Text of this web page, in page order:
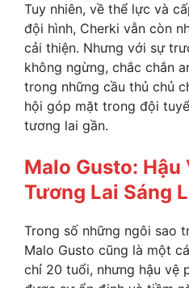
Tuy nhiên, về thể lực và
đội hình, Cherki vẫn còn
cải thiện. Nhưng với sự
không ngừng, chắc chắn
trong những cầu thủ chủ
hội góp mặt trong đội
tương lai gần.
Malo Gusto: Hậu
Tương Lai Sáng
Trong số những ngôi sao
Malo Gusto cũng là một
chỉ 20 tuổi, nhưng hậu vệ